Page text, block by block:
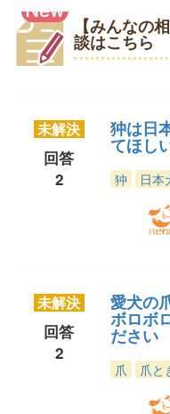
【みんなの
談はこちら
未解決
回答
2
狆は日
てほし
狆 日本
未解決
回答
2
愛犬の
ボロボ
ださい
爪 爪と